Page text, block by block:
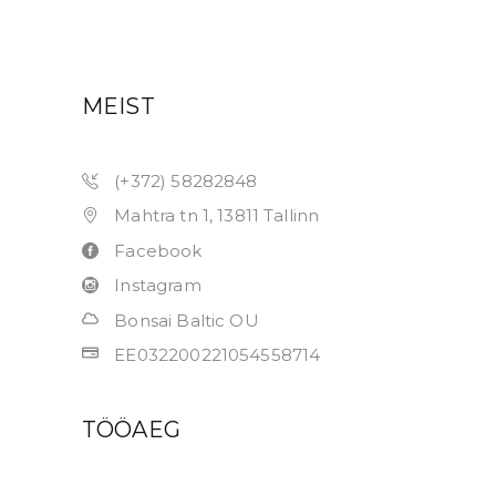
MEIST
(+372) 58282848
Mahtra tn 1, 13811 Tallinn
Facebook
Instagram
Bonsai Baltic OU
EE032200221054558714
TÖÖAEG